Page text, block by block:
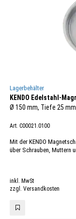
Lagerbehälter
KENDO Edelstahl-
Ø 150 mm, Tiefe 25 mm
Art. C00021.0100
Mit der KENDO
über Schrauben, Muttern
inkl. MwSt
zzgl. Versandkosten